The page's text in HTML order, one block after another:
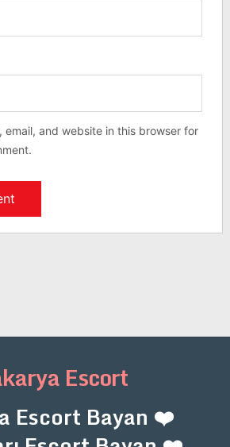
email, and website in this browser for
Escort
Escort Bayan ❤️